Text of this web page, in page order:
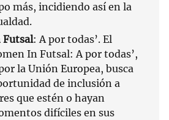
más, incidiendo así en la
Futsal: A por todas’. El
In Futsal: A por todas’,
la Unión Europea, busca
de inclusión a
que estén o hayan
difíciles en sus